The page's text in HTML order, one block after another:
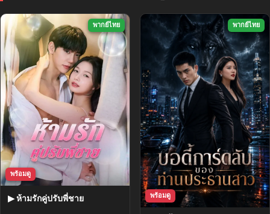
พากย์ไทย
พร้อมดู
▶ ห้ามรักคู่ปรับพี่ชาย
พากย์ไทย
พร้อมดู